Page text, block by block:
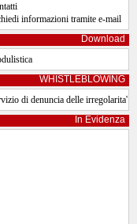
informazioni tramite e-mail
Download
WHISTLEBLOWING
di denuncia delle irregolarita'
In Evidenza